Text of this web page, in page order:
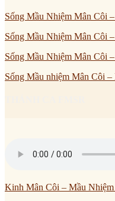
Sống Mầu Nhiệm Mân Côi
Sống Mầu Nhiệm Mân Côi
Sống Mầu Nhiệm Mân Côi
Sống Mầu nhiệm Mân Côi
Kinh Mân Côi – Mầu